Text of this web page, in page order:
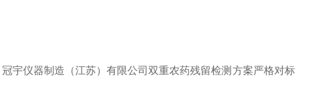
宇仪器制造（江苏）有限公司双重农药残留检测方案严格对标